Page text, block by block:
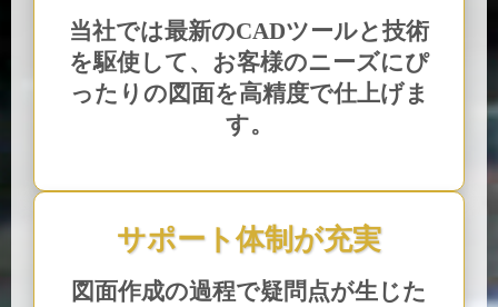
当社では最新のCADツールと技術
を駆使して、お客様のニーズにぴ
ったりの図面を高精度で仕上げま
す。
サポート体制が充実
図面作成の過程で疑問点が生じた